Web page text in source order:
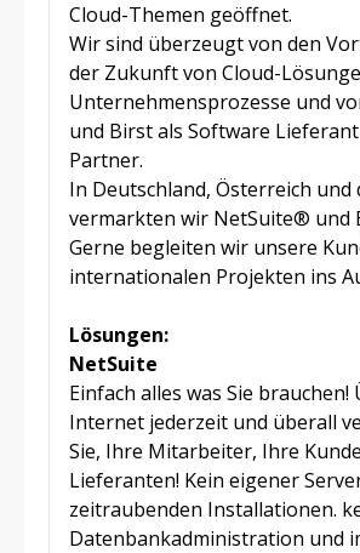
Cloud-Themen geöffnet.
Wir sind überzeugt von den
der Zukunft von Cloud-
Unternehmensprozesse und
und Birst als Software
Partner.
In Deutschland, Österreich und
vermarkten wir NetSuite® und
Gerne begleiten wir unsere
internationalen Projekten ins
Lösungen:
NetSuite
Einfach alles was Sie brauchen!
Internet jederzeit und überall
Sie, Ihre Mitarbeiter, Ihre
Lieferanten! Kein eigener
zeitraubenden Installationen.
Datenbankadministration und